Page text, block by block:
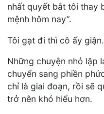
nhất quyết bắt tôi thay
mệnh hôm nay”.
Tôi gạt đi thì cô ấy giận.
Những chuyện nhỏ lặp
chuyển sang phiền
chỉ là giai đoạn, rồi sẽ
trở nên khó hiểu hơn.